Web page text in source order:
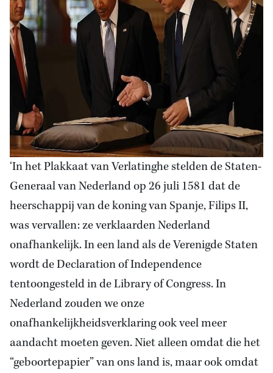
‘In het Plakkaat van Verlatinghe stelden de Staten-
Generaal van Nederland op 26 juli 1581 dat de
heerschappij van de koning van Spanje, Filips II,
was vervallen: ze verklaarden Nederland
onafhankelijk. In een land als de Verenigde Staten
wordt de Declaration of Independence
tentoongesteld in de Library of Congress. In
Nederland zouden we onze
onafhankelijkheidsverklaring ook veel meer
aandacht moeten geven. Niet alleen omdat die het
“geboortepapier” van ons land is, maar ook omdat